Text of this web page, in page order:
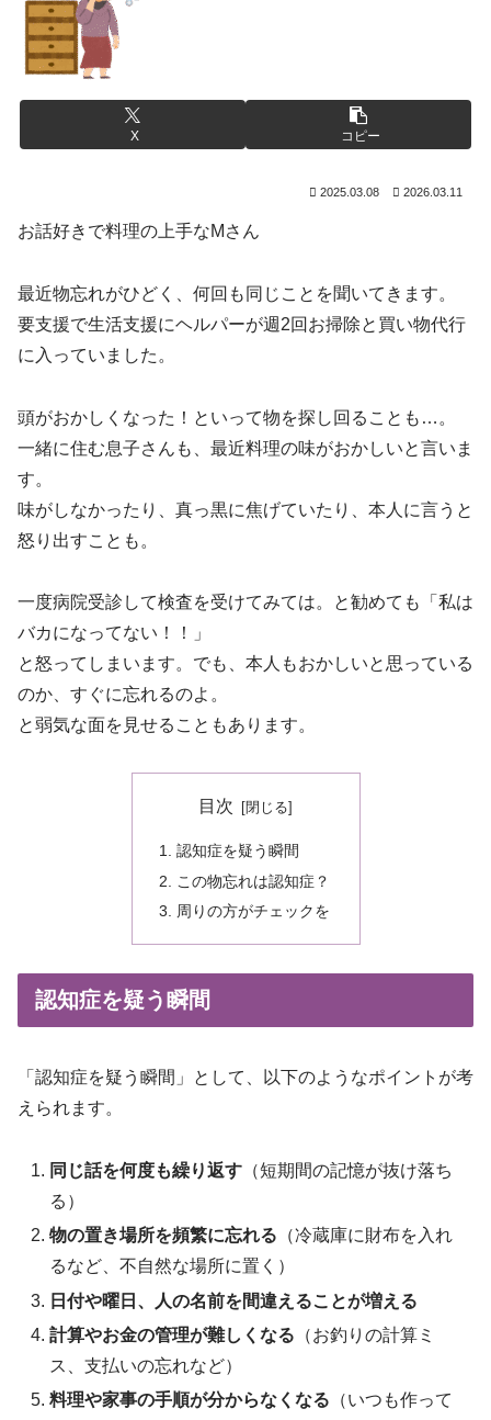
X コピー
2025.03.08 2026.03.11
お話好きで料理の上手なMさん
最近物忘れがひどく、何回も同じことを聞いてきます。
要支援で生活支援にヘルパーが週2回お掃除と買い物代行
に入っていました。
頭がおかしくなった！といって物を探し回ることも…。
一緒に住む息子さんも、最近料理の味がおかしいと言いま
す。
味がしなかったり、真っ黒に焦げていたり、本人に言うと
怒り出すことも。
一度病院受診して検査を受けてみては。と勧めても「私は
バカになってない！！」
と怒ってしまいます。でも、本人もおかしいと思っている
のか、すぐに忘れるのよ。
と弱気な面を見せることもあります。
目次
認知症を疑う瞬間
この物忘れは認知症？
周りの方がチェックを
認知症を疑う瞬間
「認知症を疑う瞬間」として、以下のようなポイントが考
えられます。
同じ話を何度も繰り返す （短期間の記憶が抜け落ち
る）
物の置き場所を頻繁に忘れる （冷蔵庫に財布を入れ
るなど、不自然な場所に置く）
日付や曜日、人の名前を間違えることが増える
計算やお金の管理が難しくなる （お釣りの計算ミ
ス、支払いの忘れなど）
料理や家事の手順が分からなくなる （いつも作って